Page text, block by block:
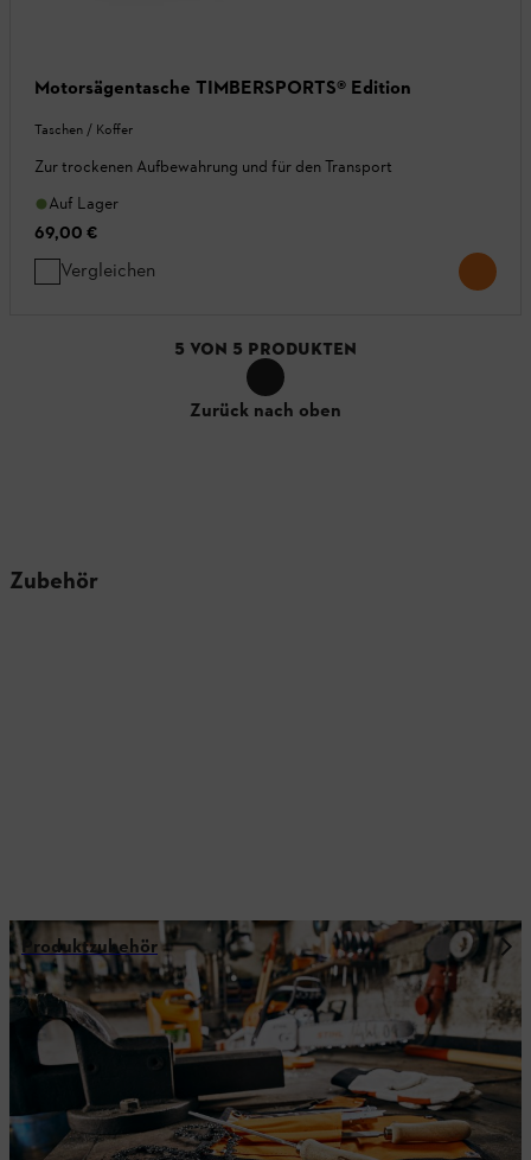
Motorsägentasche TIMBERSPORTS® Edition
Taschen / Koffer
Zur trockenen Aufbewahrung und für den Transport
Auf Lager
69,00 €
Vergleichen
5 VON 5 PRODUKTEN
Zurück nach oben
Zubehör
Produktzubehör